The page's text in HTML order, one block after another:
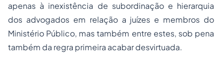
apenas à inexistência de subordinação e hierarquia
dos advogados em relação a juízes e membros do
Ministério Público, mas também entre estes, sob pena
também da regra primeira acabar desvirtuada.